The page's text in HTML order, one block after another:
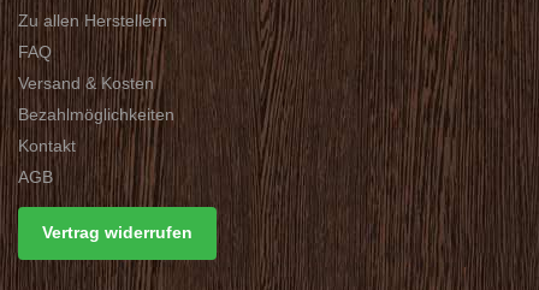
Zu allen Herstellern
FAQ
Versand & Kosten
Bezahlmöglichkeiten
Kontakt
AGB
Vertrag widerrufen